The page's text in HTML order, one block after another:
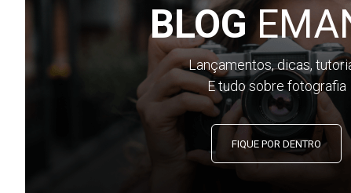
BLOG
Lançamentos, dicas,
E tudo sobre fotografia
FIQUE POR DENTRO